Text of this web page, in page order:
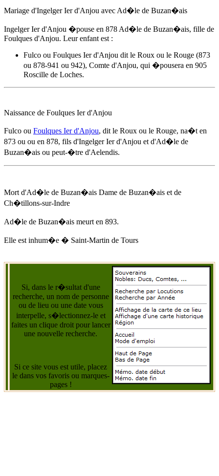
Mariage d'Ingelger Ier d'Anjou avec Ad�le de Buzan�ais
Ingelger Ier d'Anjou �pouse en 878 Ad�le de Buzan�ais, fille de
Foulques d'Anjou. Leur enfant est :
Fulco ou Foulques Ier d'Anjou dit le Roux ou le Rouge (873
ou 878-941 ou 942), Comte d'Anjou, qui �pousera en 905
Roscille de Loches.
Naissance de Foulques Ier d'Anjou
Fulco ou Foulques Ier d'Anjou, dit le Roux ou le Rouge, na�t en
873 ou ou en 878, fils d'Ingelger Ier d'Anjou et d'Ad�le de
Buzan�ais ou peut-�tre d'Aelendis.
Mort d'Ad�le de Buzan�ais Dame de Buzan�ais et de
Ch�tillons-sur-Indre
Ad�le de Buzan�ais meurt en 893.
Elle est inhum�e � Saint-Martin de Tours
Si, dans le r�sultat d'une
recherche, un nom de personne
ou de lieu ou une date vous
interpelle, s�lectionnez-le et
faites un clique droit pour lancer
une nouvelle recherche.
Si ce site vous est utile, placez
le dans vos favoris ou marques-
pages !